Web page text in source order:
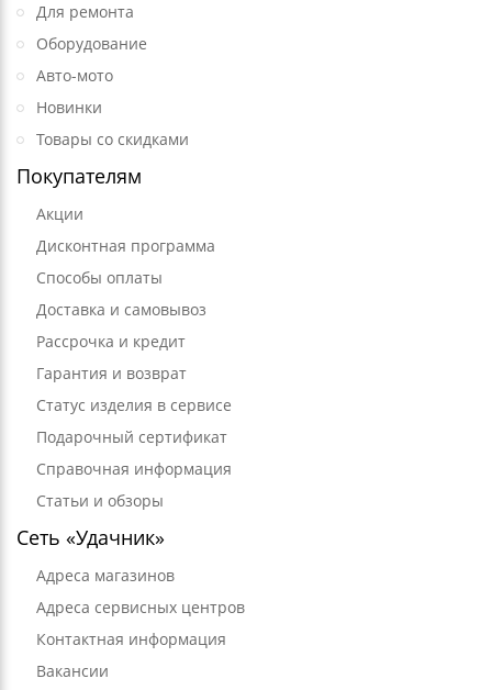
Для ремонта
Оборудование
Авто-мото
Новинки
Товары со скидками
Покупателям
Акции
Дисконтная программа
Способы оплаты
Доставка и самовывоз
Рассрочка и кредит
Гарантия и возврат
Статус изделия в сервисе
Подарочный сертификат
Справочная информация
Статьи и обзоры
Сеть «Удачник»
Адреса магазинов
Адреса сервисных центров
Контактная информация
Вакансии